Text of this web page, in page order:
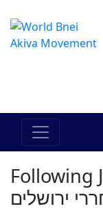
Following
ירושלים